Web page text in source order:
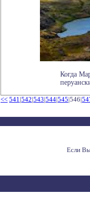
Когда
<< 541|542|543|544|545|546|
Если